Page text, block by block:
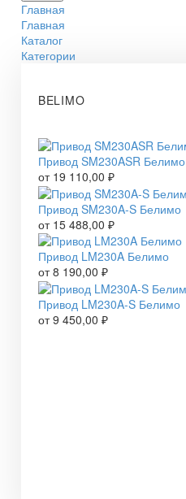
Главная
Главная
Каталог
Категории
BELIMO
Привод SM230ASR Белимо
от 19 110,00 ₽
Привод SM230A-S Белимо
от 15 488,00 ₽
Привод LM230A Белимо
от8 190,00 ₽
Привод LM230A-S Белимо
от9 450,00 ₽